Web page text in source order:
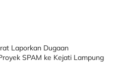
Laporkan Dugaan
SPAM ke Kejati Lampung